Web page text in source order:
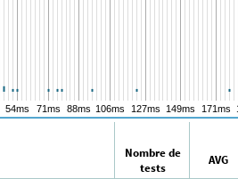
Nombre de
tests
AVG